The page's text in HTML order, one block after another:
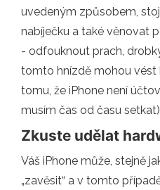
uvedeným způsobem,
nabíječku a také věnovat
- odfouknout prach,
tomto hnízdě mohou vést
tomu, že iPhone není
musím čas od času
Zkuste udělat
Váš iPhone může, stejně
„zavěsit“ a v tomto